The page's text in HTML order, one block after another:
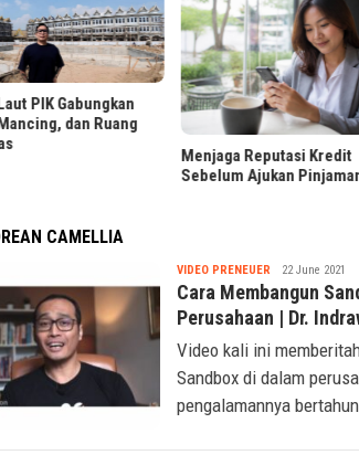
Menjaga Reputasi Kredit
Sebelum Ajukan Pinjaman
LRT Jabodebek
Foto
VIDEO PRENEUERNabila
22 June 2021
Cara Membangun
Perusahaan | Dr.
Video kali ini
Sandbox di dalam